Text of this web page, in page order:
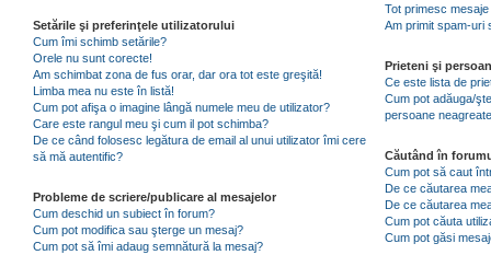
Setările şi preferinţele utilizatorului
Cum îmi schimb setările?
Orele nu sunt corecte!
Am schimbat zona de fus orar, dar ora tot este greşită!
Limba mea nu este în listă!
Cum pot afişa o imagine lângă numele meu de utilizator?
Care este rangul meu şi cum il pot schimba?
De ce când folosesc legătura de email al unui utilizator îmi cere
să mă autentific?
Probleme de scriere/publicare al mesajelor
Cum deschid un subiect în forum?
Cum pot modifica sau şterge un mesaj?
Cum pot să îmi adaug semnătură la mesaj?
Tot primesc
Am primit spam-uri
Prieteni şi
Ce este lista de
Cum pot adăuga/
persoane
Căutând în
Cum pot să caut
De ce căutarea
De ce căutarea
Cum pot căuta
Cum pot găsi